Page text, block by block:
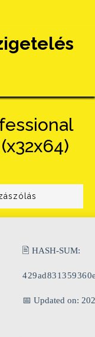
🖹 HASH-SUM:
📅 Updated on: